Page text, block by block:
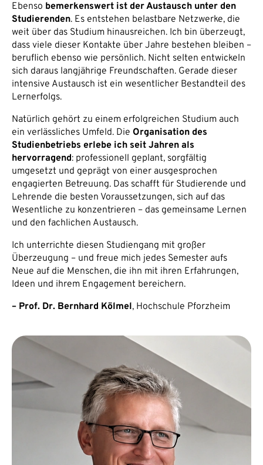
Ebenso bemerkenswert ist der Austausch unter den
Studierenden. Es entstehen belastbare Netzwerke, die
weit über das Studium hinausreichen. Ich bin überzeugt,
dass viele dieser Kontakte über Jahre bestehen bleiben –
beruflich ebenso wie persönlich. Nicht selten entwickeln
sich daraus langjährige Freundschaften. Gerade dieser
intensive Austausch ist ein wesentlicher Bestandteil des
Lernerfolgs.
Natürlich gehört zu einem erfolgreichen Studium auch
ein verlässliches Umfeld. Die Organisation des
Studienbetriebs erlebe ich seit Jahren als
hervorragend: professionell geplant, sorgfältig
umgesetzt und geprägt von einer ausgesprochen
engagierten Betreuung. Das schafft für Studierende und
Lehrende die besten Voraussetzungen, sich auf das
Wesentliche zu konzentrieren – das gemeinsame Lernen
und den fachlichen Austausch.
Ich unterrichte diesen Studiengang mit großer
Überzeugung – und freue mich jedes Semester aufs
Neue auf die Menschen, die ihn mit ihren Erfahrungen,
Ideen und ihrem Engagement bereichern.
– Prof. Dr. Bernhard Kölmel, Hochschule Pforzheim